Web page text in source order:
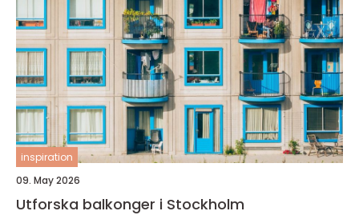
inspiration
09. May 2026
Utforska balkonger i Stockholm